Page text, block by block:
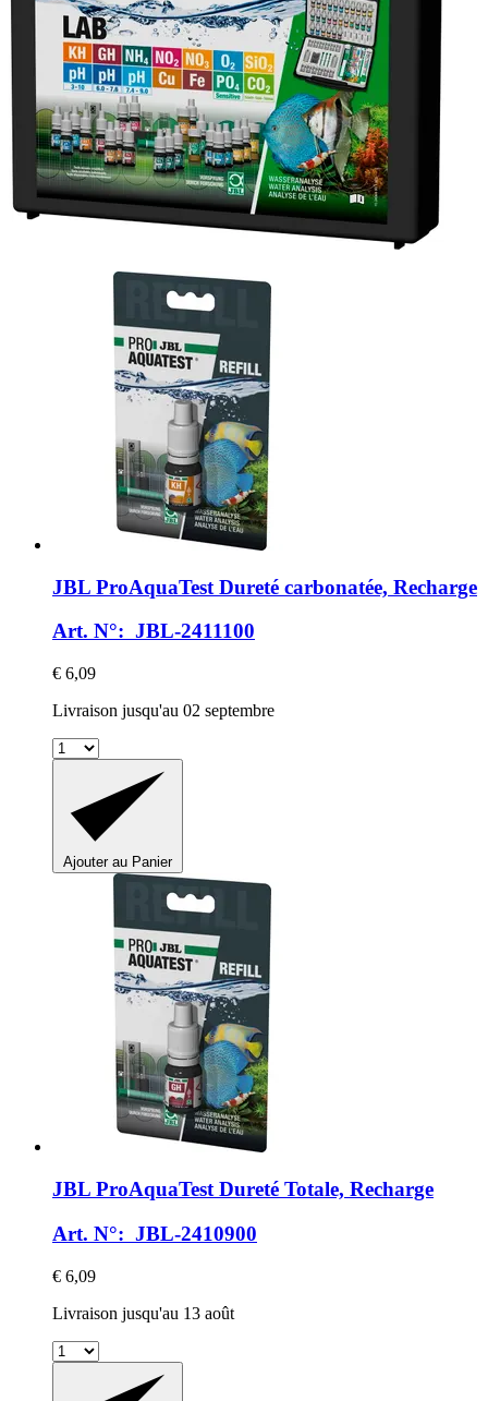
JBL ProAquaTest Dureté carbonatée, Recharge
Art. N°: JBL-2411100
€ 6,09
Livraison jusqu'au 02 septembre
Ajouter au Panier
JBL ProAquaTest Dureté Totale, Recharge
Art. N°: JBL-2410900
€ 6,09
Livraison jusqu'au 13 août